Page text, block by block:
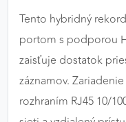
Tento hybridný
portom s podporou
zaisťuje dostatok
záznamov.
rozhraním RJ45 10/